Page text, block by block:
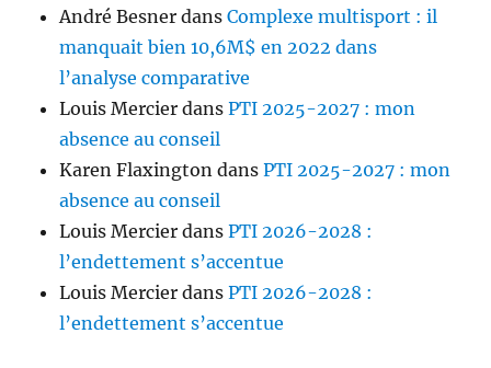
André Besner dansComplexe multisport : il
manquait bien 10,6M$ en 2022 dans
l’analyse comparative
Louis Mercier dansPTI 2025-2027 : mon
absence au conseil
Karen Flaxington dansPTI 2025-2027 : mon
absence au conseil
Louis Mercier dansPTI 2026-2028 :
l’endettement s’accentue
Louis Mercier dansPTI 2026-2028 :
l’endettement s’accentue